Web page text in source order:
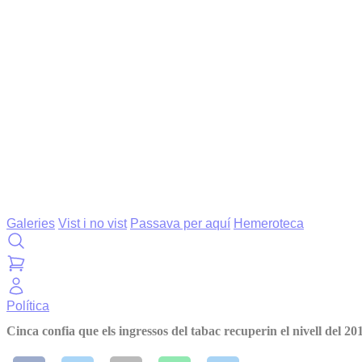
Galeries Vist i no vist Passava per aquí Hemeroteca
Política
Cinca confia que els ingressos del tabac recuperin el nivell del